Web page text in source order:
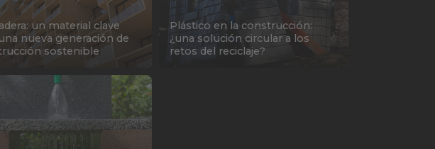
un material clave
nueva generación de
sostenible
Plástico en la construcción:
¿una solución circular a los
retos del reciclaje?